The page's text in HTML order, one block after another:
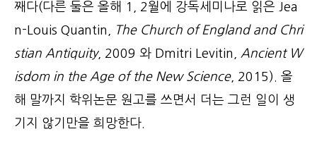
째다(다른 둘은 올해 1, 2월에 강독세미나로 읽은 Jea
n-Louis Quantin,
The Church of England and Chri
stian Antiquity, 2009 와 Dmitri Levitin, Ancient W
isdom in the Age of the New Science, 2015). 올
해 말까지 학위논문 원고를 쓰면서 더는 그런 일이 생
기지 않기만을 희망한다.